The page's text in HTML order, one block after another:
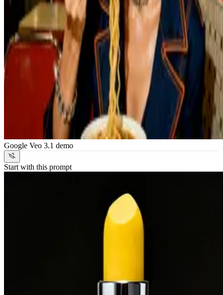
Google Veo 3.1 demo
Start with this prompt